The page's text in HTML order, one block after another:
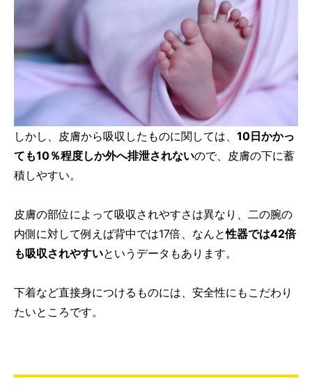
しかし、皮膚から吸収したものに関しては、 10日かかっ
ても10％程度しか外へ排泄されないので、皮膚の下に蓄
積しやすい。
皮膚の部位によって吸収されやすさは異なり、二の腕の
内側に対して例えば背中では17倍、なんと性器では42倍
も吸収されやすいというデータもあります。
下着など直接身につけるものには、安全性にもこだわり
たいところです。